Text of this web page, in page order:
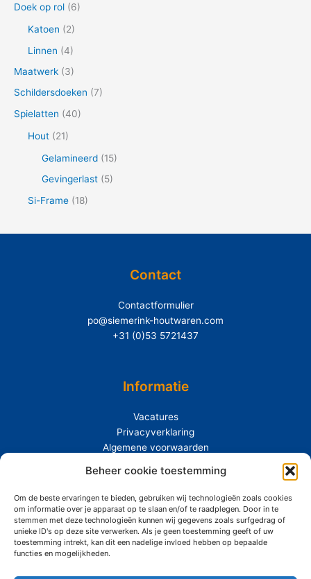
Beheer cookie toestemming
Om de beste ervaringen te bieden, gebruiken wij technologieën zoals cookies
om informatie over je apparaat op te slaan en/of te raadplegen. Door in te
stemmen met deze technologieën kunnen wij gegevens zoals surfgedrag of
unieke ID's op deze site verwerken. Als je geen toestemming geeft of uw
toestemming intrekt, kan dit een nadelige invloed hebben op bepaalde
functies en mogelijkheden.
:
Doek op rol (6)
Katoen (2)
Linnen (4)
Maatwerk (3)
Schildersdoeken (7)
Spielatten (40)
Hout (21)
Gelamineerd (15)
Gevingerlast (5)
Si-Frame (18)
Contact
Contactformulier
po@siemerink-houtwaren.com
+31 (0)53 5721437
Informatie
Vacatures
Privacyverklaring
Algemene voorwaarden
Extras
Over Siemerink
Duurzaamheid